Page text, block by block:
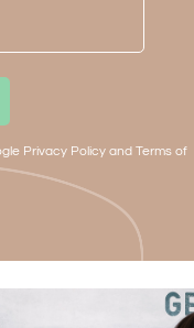
Privacy Policy and Terms of